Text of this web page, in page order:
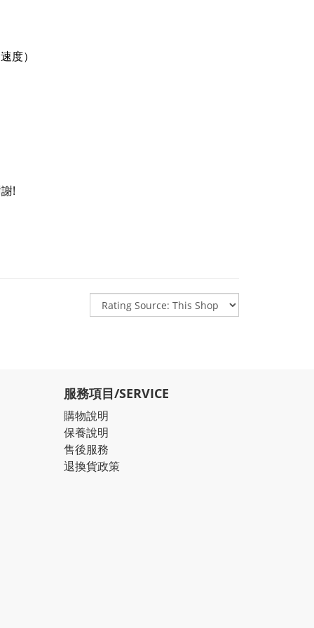
度）
!
服務項目/SERVICE
購物說明
保養說明
售後服務
退換貨政策